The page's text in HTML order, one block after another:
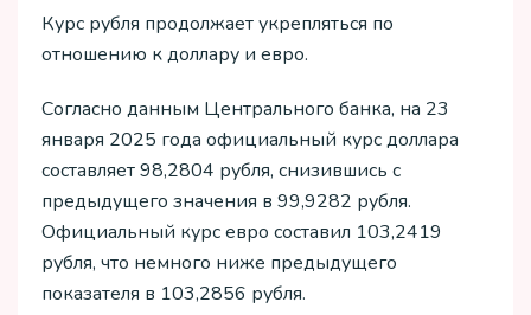
Курс рубля продолжает укрепляться по
отношению к доллару и евро.
Согласно данным Центрального банка, на 23
января 2025 года официальный курс доллара
составляет 98,2804 рубля, снизившись с
предыдущего значения в 99,9282 рубля.
Официальный курс евро составил 103,2419
рубля, что немного ниже предыдущего
показателя в 103,2856 рубля.